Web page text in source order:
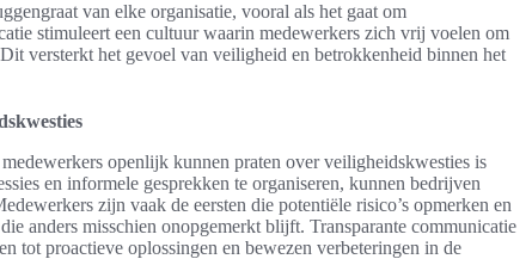
van elke organisatie, vooral als het gaat om
stimuleert een cultuur waarin medewerkers zich vrij voelen om
versterkt het gevoel van veiligheid en betrokkenheid binnen het
openlijk kunnen praten over veiligheidskwesties is
en informele gesprekken te organiseren, kunnen bedrijven
zijn vaak de eersten die potentiële risico’s opmerken en
anders misschien onopgemerkt blijft. Transparante communicatie
tot proactieve oplossingen en bewezen verbeteringen in de